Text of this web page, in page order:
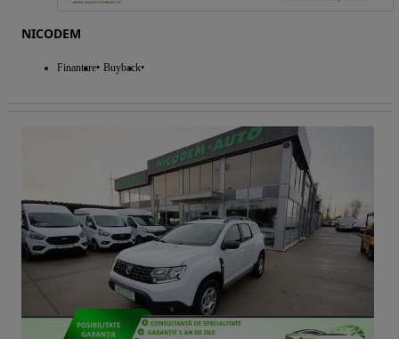
NICODEM
Finantare Buyback